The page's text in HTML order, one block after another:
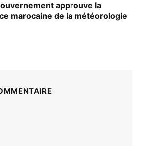
approuve la
marocaine de la météorologie